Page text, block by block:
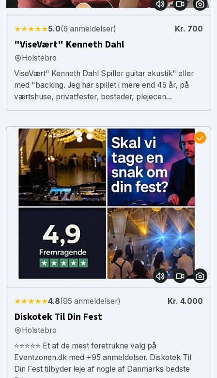
★★★★★5.0(6 anmeldelser) Kr. 700
"ViseVært" Kenneth Dahl
Holstebro
ViseVært" Kenneth Dahl Spiller guitar akustik" eller
med "backing. Jeg har spillet i mere end 45 år, på
værtshuse, privatfester, bosteder, plejecen...
★★★★★4.8(95 anmeldelser) Kr. 4.000
Diskotek Til Din Fest
Holstebro
⭐⭐⭐⭐⭐ Et af de mest foretrukne valg på
Eventzonen.dk med +95 anmeldelser. Diskotek Til
Din Fest tilbyder leje af nogle af Danmarks bedste